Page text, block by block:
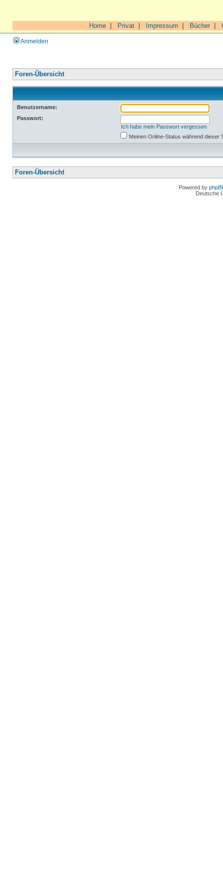
Home Privat Impressum Bücher|
Anmelden
Foren-Übersicht
Benutzername:
Passwort:
Ich habe mein Passwort vergessen
Meinen Online-Status während dieser
Foren-Übersicht
Powered by
Deutsche